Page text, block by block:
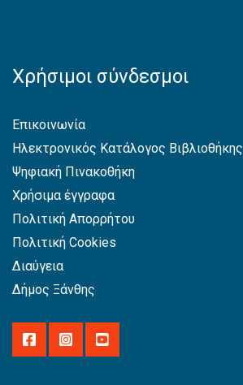
Χρήσιμοι σύνδεσμοι
Επικοινωνία
Ηλεκτρονικός Κατάλογος Βιβλιοθήκης
Ψηφιακή Πινακοθήκη
Χρήσιμα έγγραφα
Πολιτική Απορρήτου
Πολιτική Cookies
Διαύγεια
Δήμος Ξάνθης